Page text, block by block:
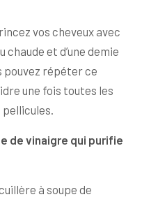
vos cheveux avec
chaude et d’une demie
pouvez répéter ce
une fois toutes les
pellicules.
de vinaigre qui purifie
à soupe de